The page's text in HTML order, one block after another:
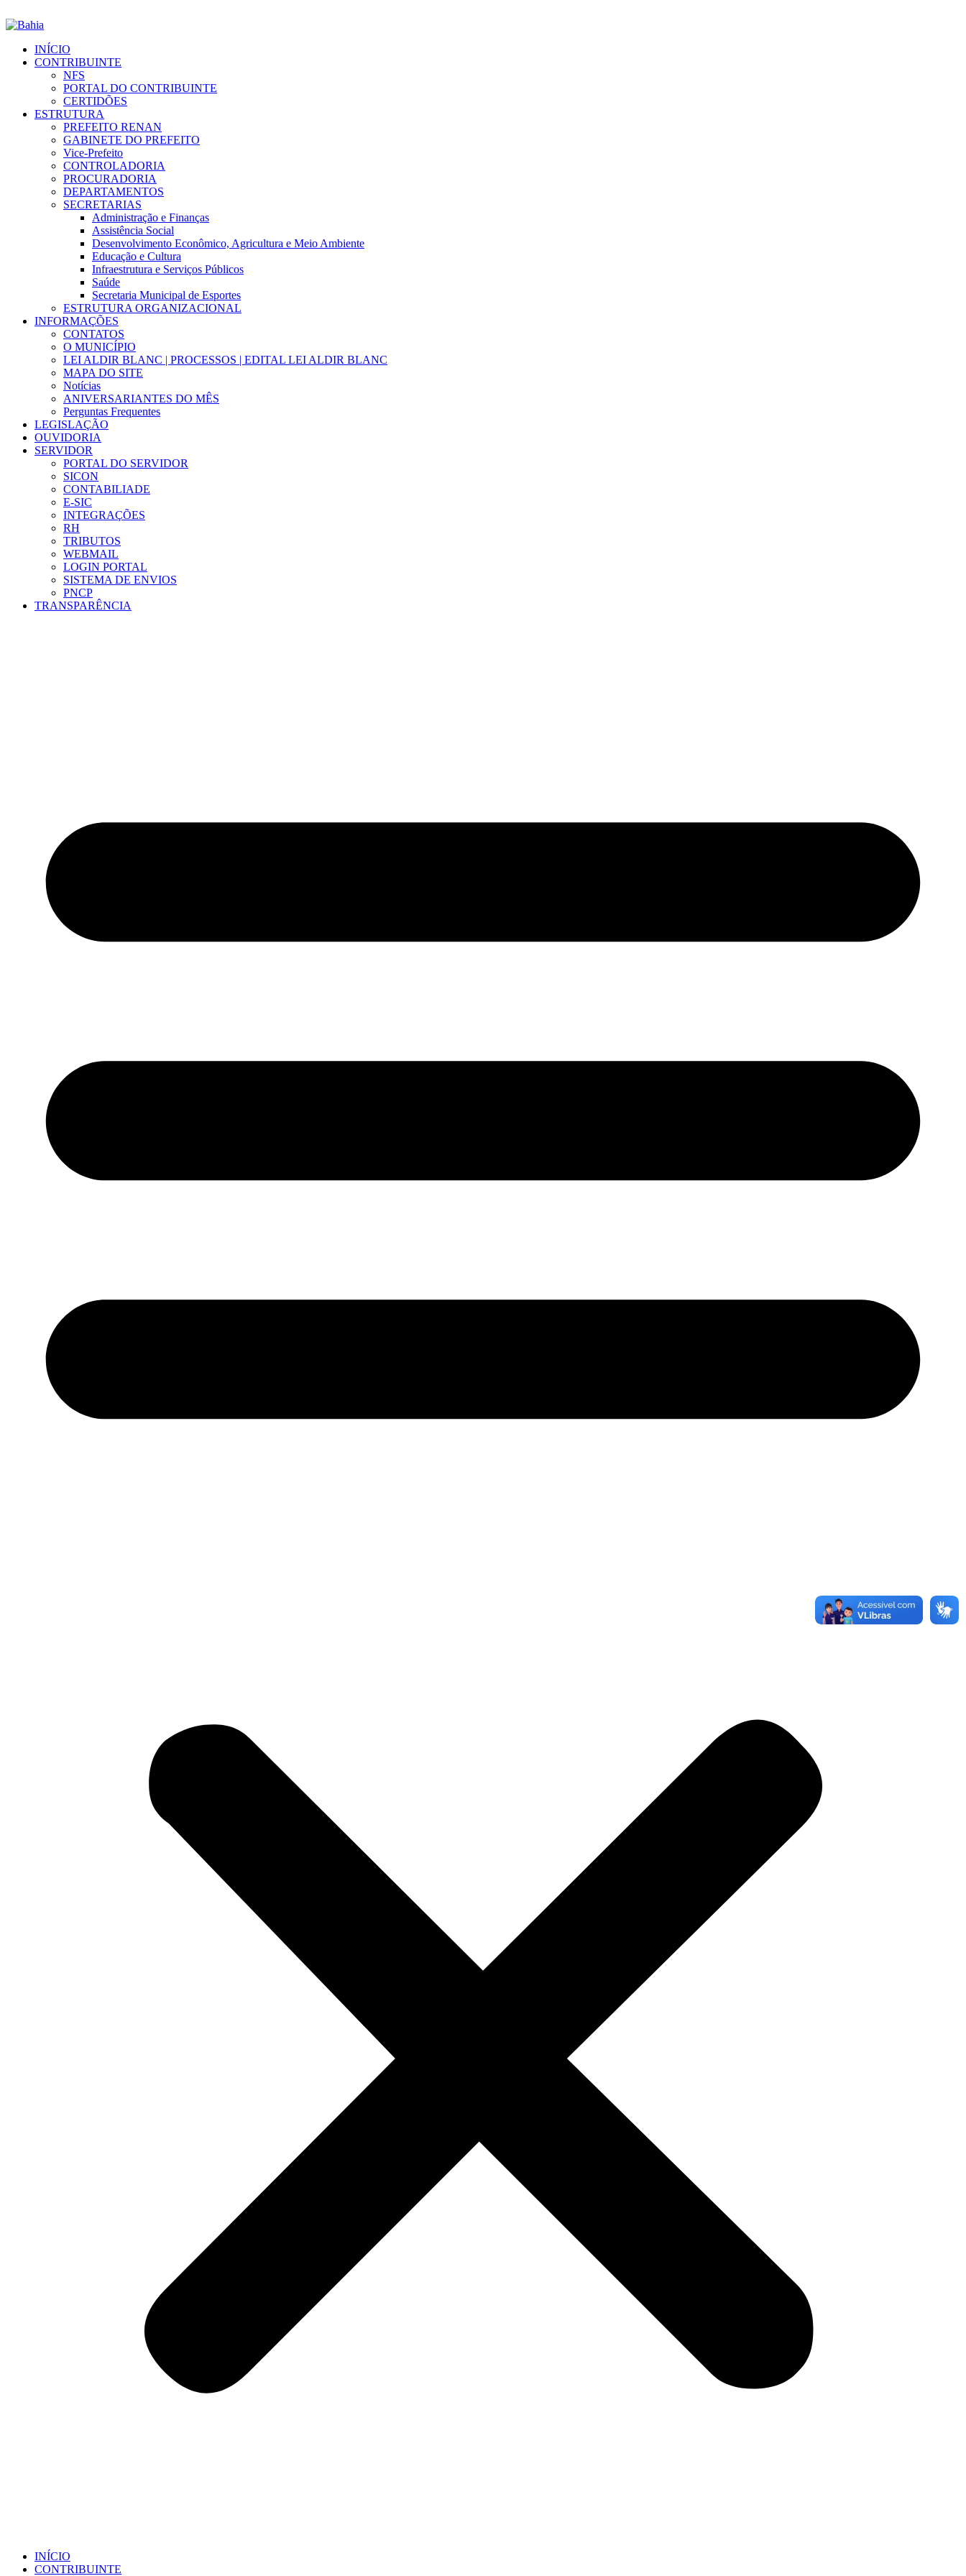
INÍCIO
CONTRIBUINTE
NFS
PORTAL DO CONTRIBUINTE
CERTIDÕES
ESTRUTURA
PREFEITO RENAN
GABINETE DO PREFEITO
Vice-Prefeito
CONTROLADORIA
PROCURADORIA
DEPARTAMENTOS
SECRETARIAS
Administração e Finanças
Assistência Social
Desenvolvimento Econômico, Agricultura e Meio Ambiente
Educação e Cultura
Infraestrutura e Serviços Públicos
Saúde
Secretaria Municipal de Esportes
ESTRUTURA ORGANIZACIONAL
INFORMAÇÕES
CONTATOS
O MUNICÍPIO
LEI ALDIR BLANC | PROCESSOS | EDITAL LEI ALDIR BLANC
MAPA DO SITE
Notícias
ANIVERSARIANTES DO MÊS
Perguntas Frequentes
LEGISLAÇÃO
OUVIDORIA
SERVIDOR
PORTAL DO SERVIDOR
SICON
CONTABILIADE
E-SIC
INTEGRAÇÕES
RH
TRIBUTOS
WEBMAIL
LOGIN PORTAL
SISTEMA DE ENVIOS
PNCP
TRANSPARÊNCIA
INÍCIO
CONTRIBUINTE